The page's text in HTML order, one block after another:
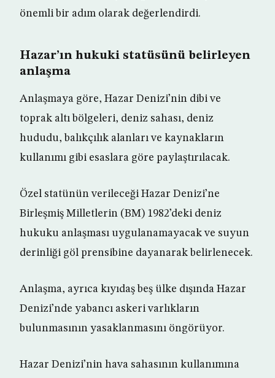
önemli bir adım olarak değerlendirdi.
Hazar’ın hukuki statüsünü belirleyen
anlaşma
Anlaşmaya göre, Hazar Denizi’nin dibi ve
toprak altı bölgeleri, deniz sahası, deniz
hududu, balıkçılık alanları ve kaynakların
kullanımı gibi esaslara göre paylaştırılacak.
Özel statünün verileceği Hazar Denizi’ne
Birleşmiş Milletlerin (BM) 1982’deki deniz
hukuku anlaşması uygulanamayacak ve suyun
derinliği göl prensibine dayanarak belirlenecek.
Anlaşma, ayrıca kıyıdaş beş ülke dışında Hazar
Denizi’nde yabancı askeri varlıkların
bulunmasının yasaklanmasını öngörüyor.
Hazar Denizi’nin hava sahasının kullanımına